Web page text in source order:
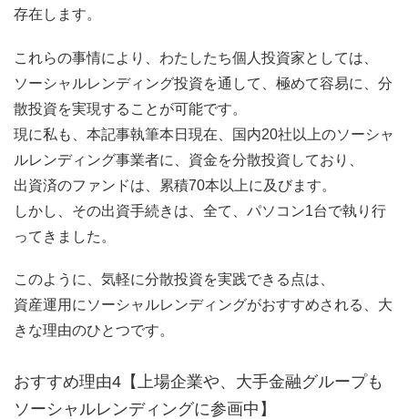
存在します。
これらの事情により、わたしたち個人投資家としては、
ソーシャルレンディング投資を通して、極めて容易に、分
散投資を実現することが可能です。
現に私も、本記事執筆本日現在、国内20社以上のソーシャ
ルレンディング事業者に、資金を分散投資しており、
出資済のファンドは、累積70本以上に及びます。
しかし、その出資手続きは、全て、パソコン1台で執り行
ってきました。
このように、気軽に分散投資を実践できる点は、
資産運用にソーシャルレンディングがおすすめされる、大
きな理由のひとつです。
おすすめ理由4【上場企業や、大手金融グループも
ソーシャルレンディングに参画中】